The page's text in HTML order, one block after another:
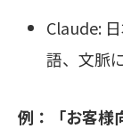
Claude:
語、文脈
例：「お客様